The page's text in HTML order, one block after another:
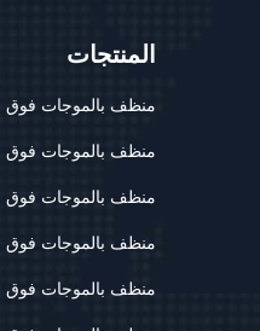
المنتجات
منظف ​​بالموجات فوق
منظف ​​بالموجات فوق
منظف ​​بالموجات فوق
منظف ​​بالموجات فوق
منظف ​​بالموجات فوق